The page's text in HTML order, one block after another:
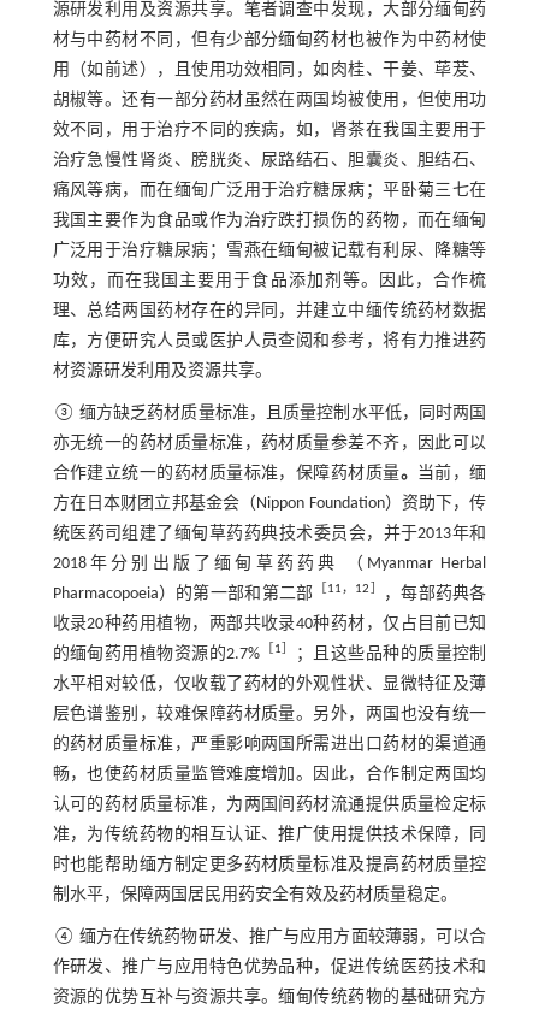
源研发利用及资源共享。笔者调查中发现，大部分缅甸药
材与中药材不同，但有少部分缅甸药材也被作为中药材使
用（如前述），且使用功效相同，如肉桂、干姜、荜茇、
胡椒等。还有一部分药材虽然在两国均被使用，但使用功
效不同，用于治疗不同的疾病，如，肾茶在我国主要用于
治疗急慢性肾炎、膀胱炎、尿路结石、胆囊炎、胆结石、
痛风等病，而在缅甸广泛用于治疗糖尿病；平卧菊三七在
我国主要作为食品或作为治疗跌打损伤的药物，而在缅甸
广泛用于治疗糖尿病；雪燕在缅甸被记载有利尿、降糖等
功效，而在我国主要用于食品添加剂等。因此，合作梳
理、总结两国药材存在的异同，并建立中缅传统药材数据
库，方便研究人员或医护人员查阅和参考，将有力推进药
材资源研发利用及资源共享。
③ 缅方缺乏药材质量标准，且质量控制水平低，同时两国
亦无统一的药材质量标准，药材质量参差不齐，因此可以
合作建立统一的药材质量标准，保障药材质量。 当前，缅
方在日本财团立邦基金会（Nippon Foundation）资助下，传
统医药司组建了缅甸草药药典技术委员会，并于2013年和
2018年分别出版了缅甸草药药典 （Myanmar Herbal
Pharmacopoeia）的第一部和第二部
11， 12
，每部药典各
收录20种药用植物，两部共收录40种药材，仅占目前已知
的缅甸药用植物资源的2.7%
1
；且这些品种的质量控制
水平相对较低，仅收载了药材的外观性状、显微特征及薄
层色谱鉴别，较难保障药材质量。另外，两国也没有统一
的药材质量标准，严重影响两国所需进出口药材的渠道通
畅，也使药材质量监管难度增加。因此，合作制定两国均
认可的药材质量标准，为两国间药材流通提供质量检定标
准，为传统药物的相互认证、推广使用提供技术保障，同
时也能帮助缅方制定更多药材质量标准及提高药材质量控
制水平，保障两国居民用药安全有效及药材质量稳定。
④ 缅方在传统药物研发、推广与应用方面较薄弱，可以合
作研发、推广与应用特色优势品种，促进传统医药技术和
资源的优势互补与资源共享。缅甸传统药物的基础研究方